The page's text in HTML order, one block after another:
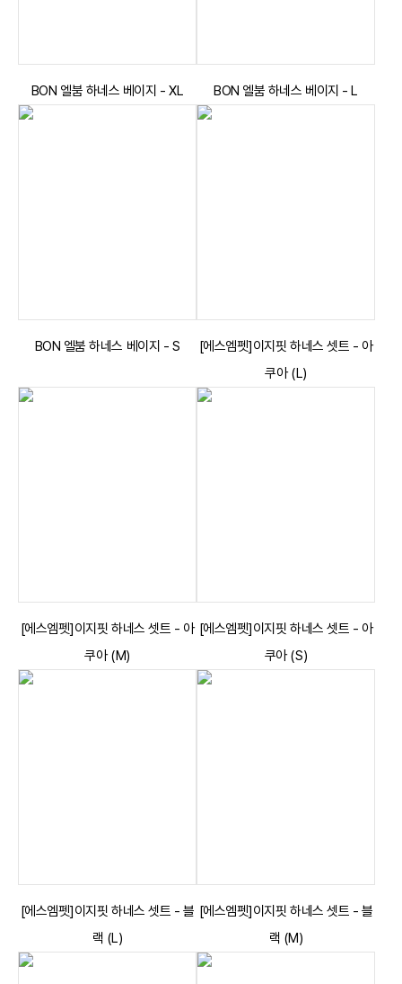
BON 엘붐 하네스 베이지 - XL BON 엘붐 하네스 베이지 - L
BON 엘붐 하네스 베이지 - S
[에스엠펫]이지핏 하네스 셋트 - 아
쿠아 (L)
[에스엠펫]이지핏 하네스 셋트 - 아
쿠아 (M)
[에스엠펫]이지핏 하네스 셋트 - 아
쿠아 (S)
[에스엠펫]이지핏 하네스 셋트 - 블
랙 (L)
[에스엠펫]이지핏 하네스 셋트 - 블
랙 (M)